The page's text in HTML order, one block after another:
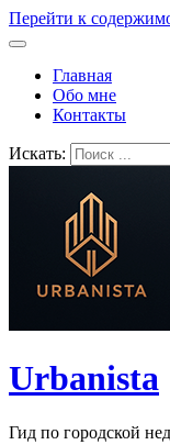
Перейти к
Главная
Обо мне
Контакты
Искать:
Urbanista
Гид по городской